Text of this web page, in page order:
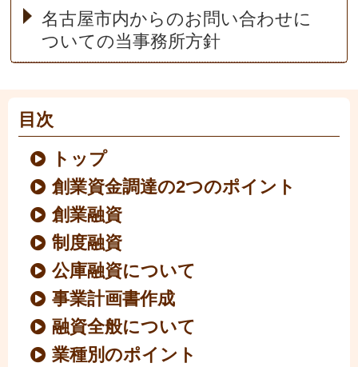
名古屋市内からのお問い合わせに
ついての当事務所方針
目次
トップ
創業資金調達の2つのポイント
創業融資
制度融資
公庫融資について
事業計画書作成
融資全般について
業種別のポイント